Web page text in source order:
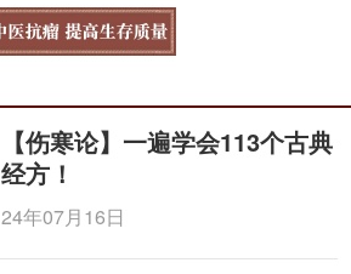
【伤寒论】一遍学会113个古典
经方！
24年07月16日